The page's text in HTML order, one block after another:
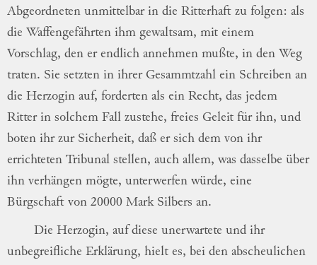
Abgeordneten unmittelbar in die Ritterhaft zu folgen: als
die Waffengefährten ihm gewaltsam, mit einem
Vorschlag, den er endlich annehmen mußte, in den Weg
traten. Sie setzten in ihrer Gesammtzahl ein Schreiben an
die Herzogin auf, forderten als ein Recht, das jedem
Ritter in solchem Fall zustehe, freies Geleit für ihn, und
boten ihr zur Sicherheit, daß er sich dem von ihr
errichteten Tribunal stellen, auch allem, was dasselbe über
ihn verhängen mögte, unterwerfen würde, eine
Bürgschaft von 20000 Mark Silbers an.
Die Herzogin, auf diese unerwartete und ihr
unbegreifliche Erklärung, hielt es, bei den abscheulichen